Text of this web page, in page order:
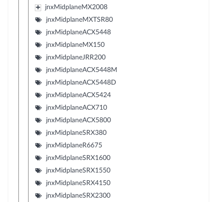
jnxMidplaneMX2008
jnxMidplaneMXTSR80
jnxMidplaneACX5448
jnxMidplaneMX150
jnxMidplaneJRR200
jnxMidplaneACX5448M
jnxMidplaneACX5448D
jnxMidplaneACX5424
jnxMidplaneACX710
jnxMidplaneACX5800
jnxMidplaneSRX380
jnxMidplaneR6675
jnxMidplaneSRX1600
jnxMidplaneSRX1550
jnxMidplaneSRX4150
jnxMidplaneSRX2300